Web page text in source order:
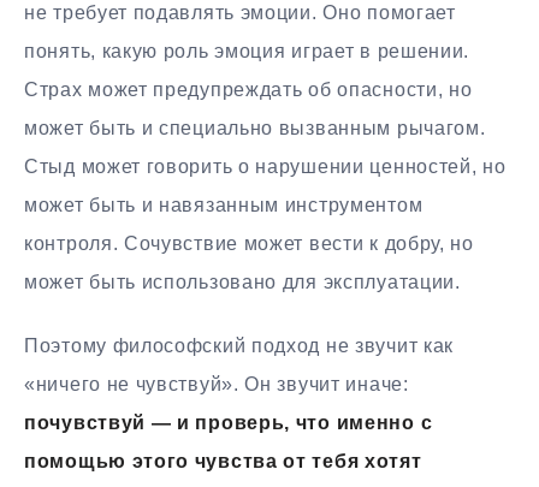
не требует подавлять эмоции. Оно помогает
понять, какую роль эмоция играет в решении.
Страх может предупреждать об опасности, но
может быть и специально вызванным рычагом.
Стыд может говорить о нарушении ценностей, но
может быть и навязанным инструментом
контроля. Сочувствие может вести к добру, но
может быть использовано для эксплуатации.
Поэтому философский подход не звучит как
«ничего не чувствуй». Он звучит иначе:
почувствуй — и проверь, что именно с
помощью этого чувства от тебя хотят